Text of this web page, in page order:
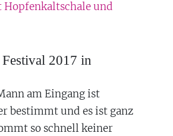
2017 in
am Eingang ist
bestimmt und es ist ganz
so schnell keiner